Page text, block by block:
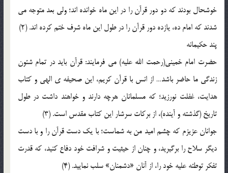
خوشحال بودند که دو دور قرآن را در این ماه خوانده اند؛ ولی بعد متوجه می
شدند که امام ده، یازده دور قرآن را در طول این ماه شرف ختم کرده اند. (2)
پند حکیمانه
حضرت امام خمینی(رحمت الله علیه) می فرمایند: قرآن باید در تمام شئون
زندگی ما حاضر باشد… از انس با قرآن کریم، این صحیفه ی الهی و کتاب
هدایت، غفلت نورزید؛ که مسلمانان هرچه دارند و خواهند داشت در طول
تاریخ (گذشته و آینده)، از برکات سرشار این کتاب مقدس است. (3)
جوانان عزیزم که چشم امید من به شماست؛ با یک دست قرآن را و با دست
دیگر سلاح را برگیرید، و چنان از حیثیت و شرافت خود دفاع کنید، که قدرت
تفکر توطئه علیه خود را، از آنان «دشمنان» سلب نمایید. (4)